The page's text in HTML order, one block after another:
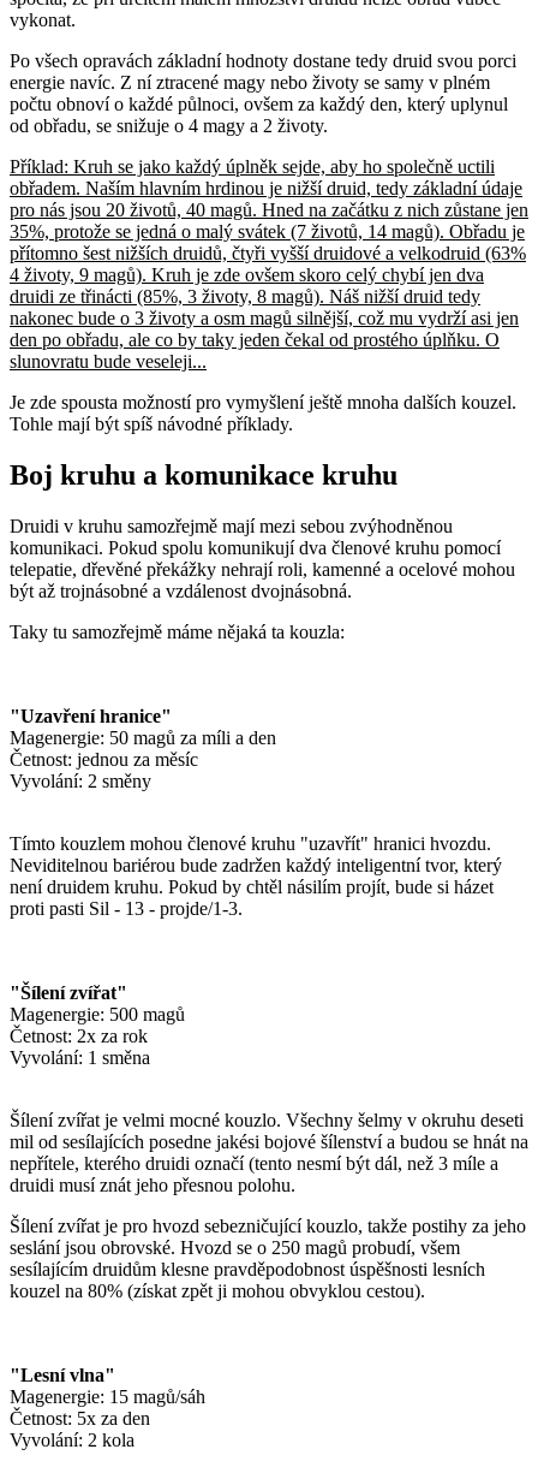
vykonat.
Po všech opravách základní hodnoty dostane tedy druid svou porci
energie navíc. Z ní ztracené magy nebo životy se samy v plném
počtu obnoví o každé půlnoci, ovšem za každý den, který uplynul
od obřadu, se snižuje o 4 magy a 2 životy.
Příklad: Kruh se jako každý úplněk sejde, aby ho společně uctili
obřadem. Naším hlavním hrdinou je nižší druid, tedy základní údaje
pro nás jsou 20 životů, 40 magů. Hned na začátku z nich zůstane jen
35%, protože se jedná o malý svátek (7 životů, 14 magů). Obřadu je
přítomno šest nižších druidů, čtyři vyšší druidové a velkodruid (63%
4 životy, 9 magů). Kruh je zde ovšem skoro celý chybí jen dva
druidi ze třinácti (85%, 3 životy, 8 magů). Náš nižší druid tedy
nakonec bude o 3 životy a osm magů silnější, což mu vydrží asi jen
den po obřadu, ale co by taky jeden čekal od prostého úplňku. O
slunovratu bude veseleji...
Je zde spousta možností pro vymyšlení ještě mnoha dalších kouzel.
Tohle mají být spíš návodné příklady.
Boj kruhu a komunikace kruhu
Druidi v kruhu samozřejmě mají mezi sebou zvýhodněnou
komunikaci. Pokud spolu komunikují dva členové kruhu pomocí
telepatie, dřevěné překážky nehrají roli, kamenné a ocelové mohou
být až trojnásobné a vzdálenost dvojnásobná.
Taky tu samozřejmě máme nějaká ta kouzla:
"Uzavření hranice"
Magenergie: 50 magů za míli a den
Četnost: jednou za měsíc
Vyvolání: 2 směny
Tímto kouzlem mohou členové kruhu "uzavřít" hranici hvozdu.
Neviditelnou bariérou bude zadržen každý inteligentní tvor, který
není druidem kruhu. Pokud by chtěl násilím projít, bude si házet
proti pasti Sil - 13 - projde/1-3.
"Šílení zvířat"
Magenergie: 500 magů
Četnost: 2x za rok
Vyvolání: 1 směna
Šílení zvířat je velmi mocné kouzlo. Všechny šelmy v okruhu deseti
mil od sesílajících posedne jakési bojové šílenství a budou se hnát na
nepřítele, kterého druidi označí (tento nesmí být dál, než 3 míle a
druidi musí znát jeho přesnou polohu.
Šílení zvířat je pro hvozd sebezničující kouzlo, takže postihy za jeho
seslání jsou obrovské. Hvozd se o 250 magů probudí, všem
sesílajícím druidům klesne pravděpodobnost úspěšnosti lesních
kouzel na 80% (získat zpět ji mohou obvyklou cestou).
"Lesní vlna"
Magenergie: 15 magů/sáh
Četnost: 5x za den
Vyvolání: 2 kola